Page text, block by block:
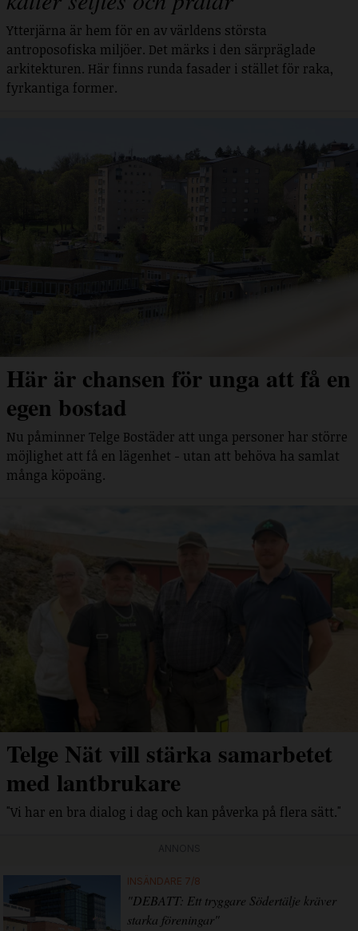
Ytterjärna är hem för en av världens största
antroposofiska miljöer. Det märks i den särpräglade
arkitekturen. Här finns runda fasader i stället för raka,
fyrkantiga former.
Här är chansen för unga att få en
egen bostad
Nu påminner Telge Bostäder att unga personer har större
möjlighet att få en lägenhet - utan att behöva ha samlat
många köpoäng.
Telge Nät vill stärka samarbetet
med lantbrukare
"Vi har en bra dialog i dag och kan påverka på flera sätt."
INSÄNDARE 7/8
"DEBATT: Ett tryggare Södertälje kräver
starka föreningar"